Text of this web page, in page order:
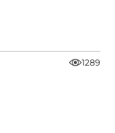
1289